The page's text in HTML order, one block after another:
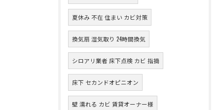
夏休み 不在 住まい カビ対策
換気扇 湿気取り 24時間換気
シロアリ業者 床下点検 カビ 指摘
床下 セカンドオピニオン
壁 濡れる カビ 賃貸オーナー様